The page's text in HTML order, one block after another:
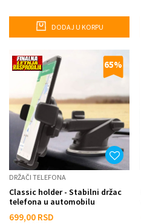
DODAJ U KORPU
65%
DRŽAČI TELEFONA
Classic holder - Stabilni držac
telefona u automobilu
699,00 RSD